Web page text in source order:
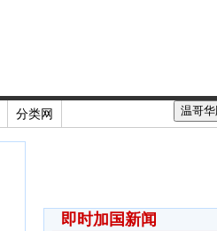
分类网 温哥华
即时加国新闻